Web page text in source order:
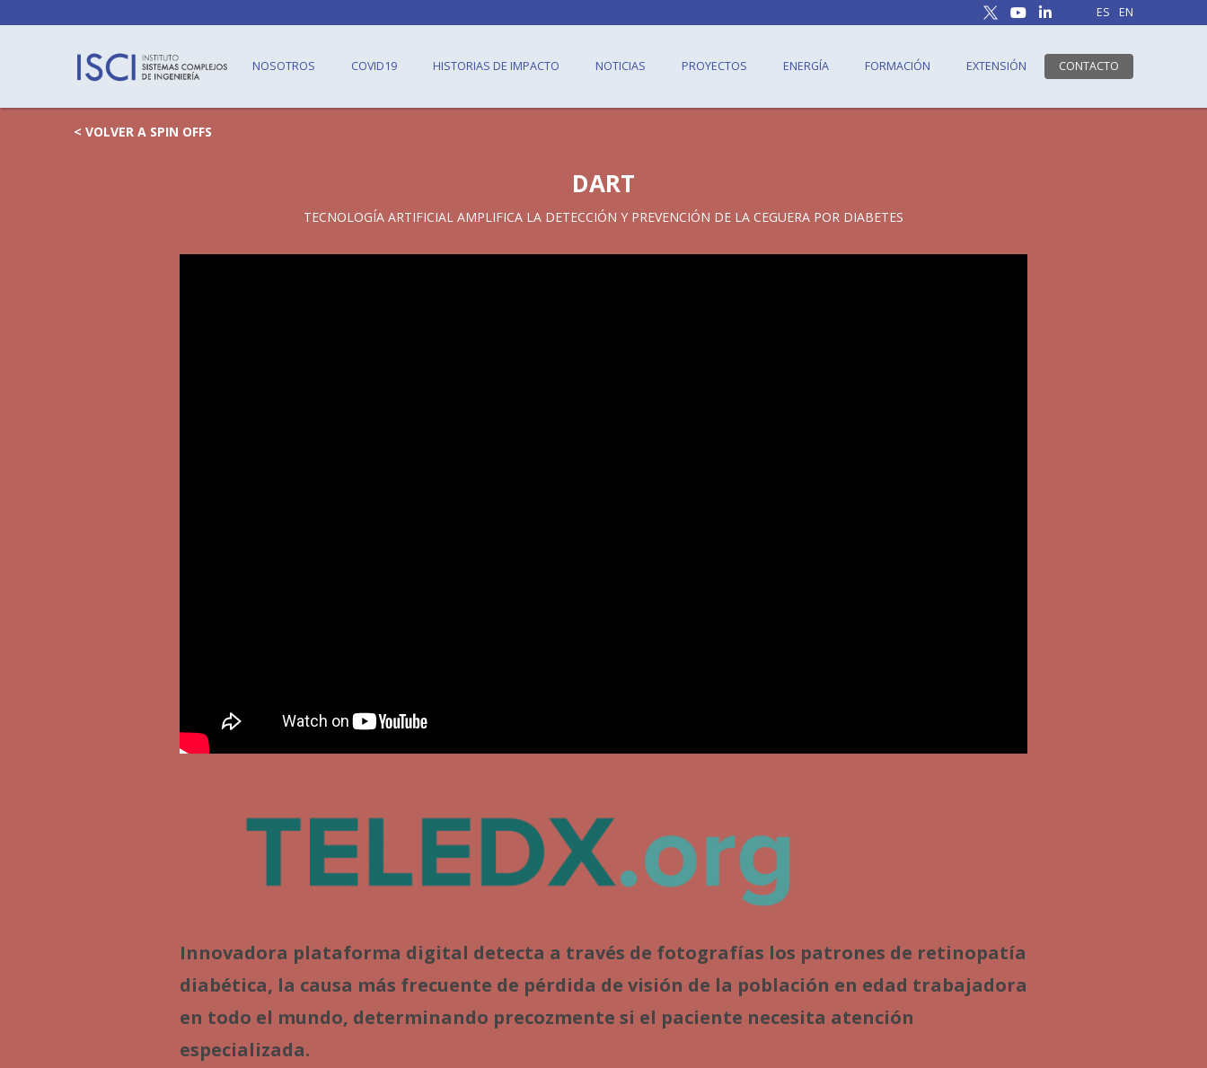
ES EN
NOSOTROS COVID19 HISTORIAS DE IMPACTO NOTICIAS PROYECTOS ENERGÍA FORMACIÓN EXTENSIÓN CONTACTO
< VOLVER A SPIN OFFS
DART
TECNOLOGÍA ARTIFICIAL AMPLIFICA LA DETECCIÓN Y PREVENCIÓN DE LA CEGUERA POR DIABETES
Innovadora plataforma digital detecta a través de fotografías los patrones de retinopatía
diabética, la causa más frecuente de pérdida de visión de la población en edad trabajadora
en todo el mundo, determinando precozmente si el paciente necesita atención
especializada.